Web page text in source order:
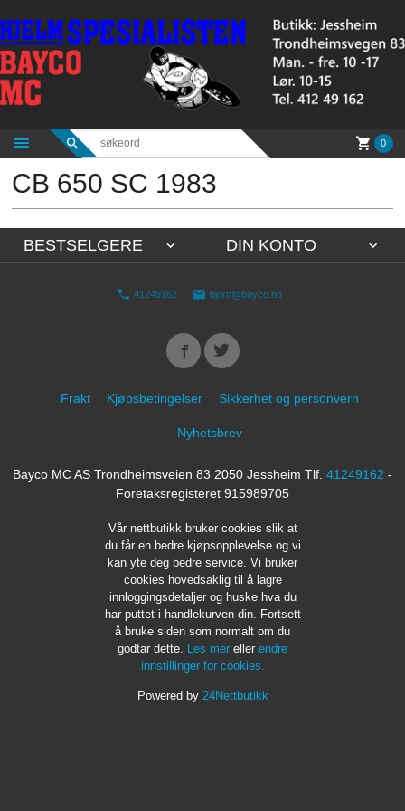
til
innholdet
0
CB 650 SC 1983
BESTSELGERE DIN KONTO
41249162 bjorn@bayco.no
Frakt Kjøpsbetingelser Sikkerhet og personvern
Nyhetsbrev
Bayco MC AS Trondheimsveien 83 2050 Jessheim Tlf. 41249162 -
Foretaksregisteret 915989705
Vår nettbutikk bruker cookies slik at
du får en bedre kjøpsopplevelse og vi
kan yte deg bedre service. Vi bruker
cookies hovedsaklig til å lagre
innloggingsdetaljer og huske hva du
har puttet i handlekurven din. Fortsett
å bruke siden som normalt om du
godtar dette.
Les mer eller endre
innstillinger for cookies.
Powered by 24Nettbutikk